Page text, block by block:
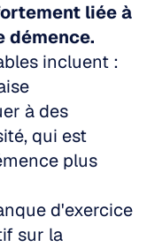
liée à
démence.
incluent :
à des
qui est
plus
d'exercice
sur la